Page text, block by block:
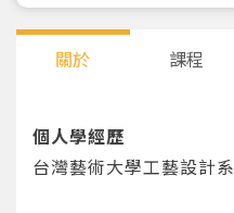
關於 課程
個人學經歷
台灣藝術大學工藝設計系